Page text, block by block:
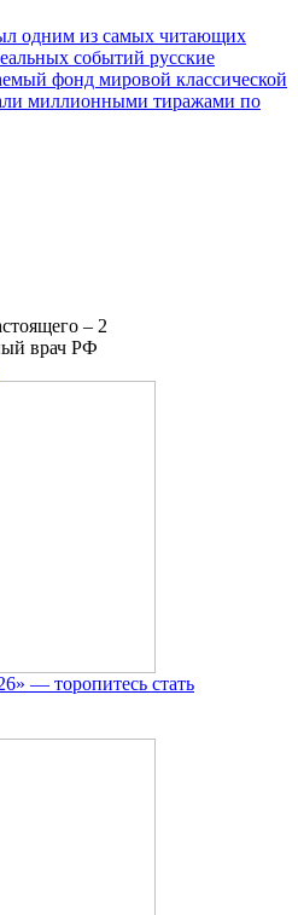
одним из самых читающих
событий русские
фонд мировой классической
миллионными тиражами по
– 2
врач РФ
— торопитесь стать